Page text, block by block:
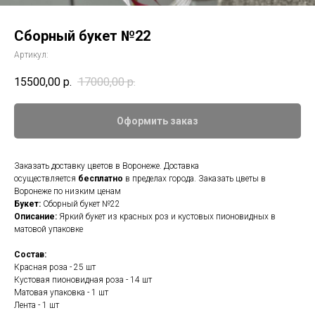
Сборный букет №22
Артикул:
15500,00 р. 17000,00 р.
Оформить заказ
Заказать доставку цветов в Воронеже. Доставка
осуществляется бесплатно в пределах города. Заказать цветы в
Воронеже по низким ценам
Букет: Сборный букет №22
Описание: Яркий букет из красных роз и кустовых пионовидных в
матовой упаковке
Состав:
Красная роза - 25 шт
Кустовая пионовидная роза - 14 шт
Матовая упаковка - 1 шт
Лента - 1 шт